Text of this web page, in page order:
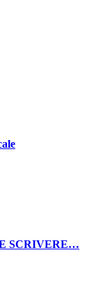
SCRIVERE…